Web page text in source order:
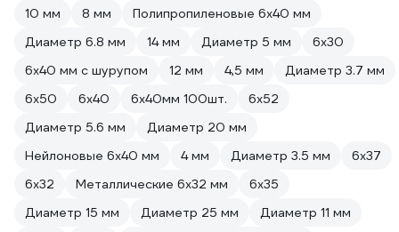
10 мм 8 мм
Полипропиленовые 6х40 мм
Диаметр 6.8 мм
14 мм Диаметр 5 мм
6х30
6х40 мм с шурупом
12 мм 4,5 мм
Диаметр 3.7 мм
6х50
6х40 6х40мм 100шт.
6х52
Диаметр 5.6 мм
Диаметр 20 мм
Нейлоновые 6х40 мм
4 мм Диаметр 3.5 мм
6х37
6х32
Металлические 6х32 мм
6х35
Диаметр 15 мм
Диаметр 25 мм
Диаметр 11 мм